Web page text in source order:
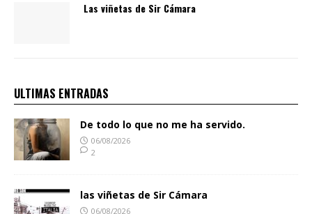
Las viñetas de Sir Cámara
ULTIMAS ENTRADAS
De todo lo que no me ha servido.
06/08/2026
2
las viñetas de Sir Cámara
06/08/2026